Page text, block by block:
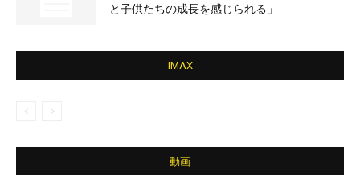
と子供たちの成長を感じられる」
IMAX
動画